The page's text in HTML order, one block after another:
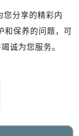
您分享的精彩内
和保养的问题，可
诚为您服务。